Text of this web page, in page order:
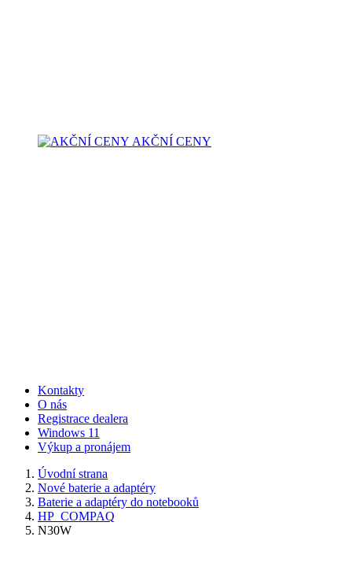
AKČNÍ CENY
Kontakty
O nás
Registrace dealera
Windows 11
Výkup a pronájem
Úvodní strana
Nové baterie a adaptéry
Baterie a adaptéry do notebooků
HP_COMPAQ
N30W